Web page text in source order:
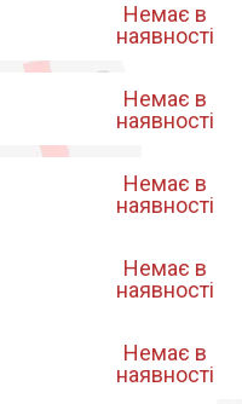
Немає в
наявності
Немає в
наявності
Немає в
наявності
Немає в
наявності
Немає в
наявності